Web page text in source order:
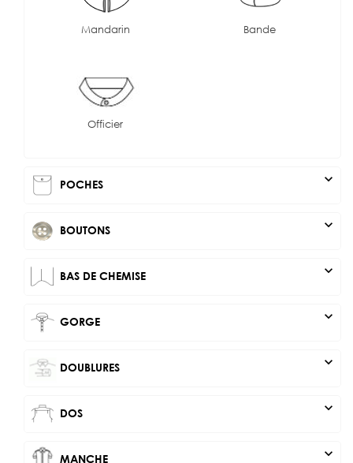
Mandarin Bande
Officier
POCHES expand_more
BOUTONS expand_more
BAS DE CHEMISE expand_more
GORGE expand_more
DOUBLURES expand_more
DOS expand_more
MANCHE expand_more